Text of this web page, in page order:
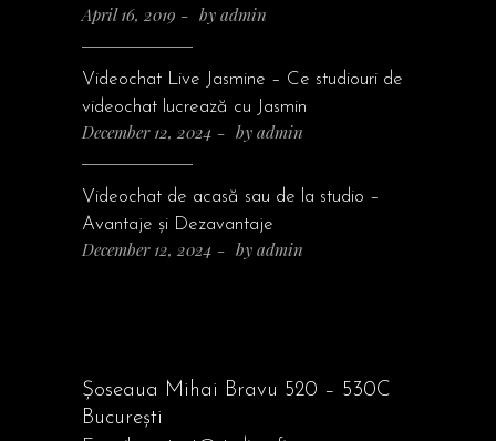
April 16, 2019 by admin
Videochat Live Jasmine – Ce studiouri de
videochat lucrează cu Jasmin
December 12, 2024 by admin
Videochat de acasă sau de la studio –
Avantaje și Dezavantaje
December 12, 2024 by admin
Șoseaua Mihai Bravu 520 – 530C
București